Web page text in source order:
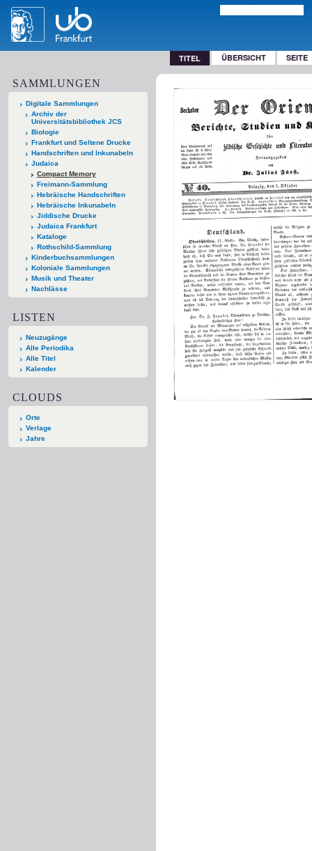
TITEL ÜBERSICHT SEITE
SAMMLUNGEN
Digitale Sammlungen
Archiv der
Universitätsbibliothek JCS
Biologie
Frankfurt und Seltene Drucke
Handschriften und Inkunabeln
Judaica
Compact Memory
Freimann-Sammlung
Hebräische Handschriften
Hebräische Inkunabeln
Jiddische Drucke
Judaica Frankfurt
Kataloge
Rothschild-Sammlung
Kinderbuchsammlungen
Koloniale Sammlungen
Musik und Theater
Nachlässe
LISTEN
Neuzugänge
Alle Periodika
Alle Titel
Kalender
CLOUDS
Orte
Verlage
Jahre